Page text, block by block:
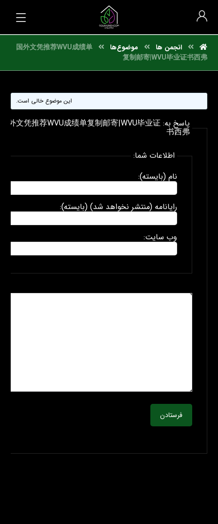
انجمن ها موضوع‌ها
国外文凭推荐WVU成绩单
复制邮寄|WVU毕业证书西弗
این موضوع خالی است.
پاسخ به: 国外文凭推荐WVU成绩单复制邮寄|WVU毕业证
书西弗
اطلاعات شما:
نام (بایسته):
رایانامه (منتشر نخواهد شد) (بایسته):
وب سایت:
فرستادن